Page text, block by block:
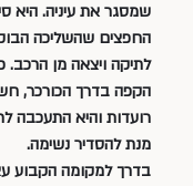
שמסגר את עיניה. היא
החפצים שהשליכה
לתיקה ויצאה מן הרכב.
הקפה בדרך הכורכר,
רועדות והיא התעכבה
מנת להסדיר נשימה.
בדרך למקומה הקבוע